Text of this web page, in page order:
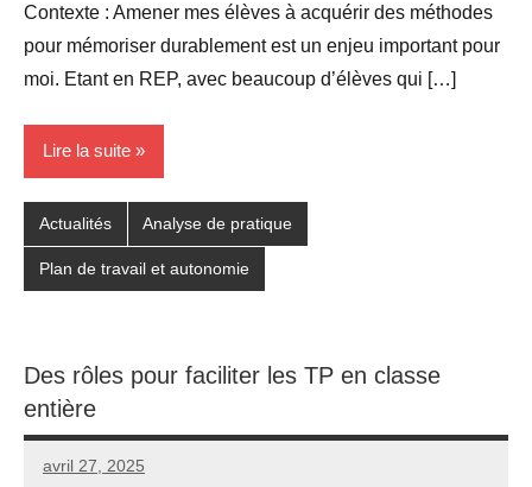
Contexte : Amener mes élèves à acquérir des méthodes
pour mémoriser durablement est un enjeu important pour
moi. Etant en REP, avec beaucoup d’élèves qui […]
Lire la suite
Actualités Analyse de pratique
Plan de travail et autonomie
Des rôles pour faciliter les TP en classe
entière
avril 27, 2025
Seg0_La_Vraie
3